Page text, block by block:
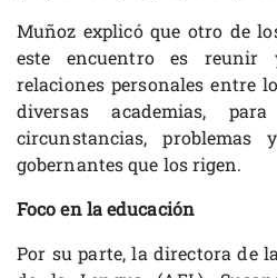
Muñoz explicó que otro de
este encuentro es
relaciones personales entre
diversas academias,
circunstancias,
gobernantes que los rigen.
Foco en la educación
Por su parte, la directora de